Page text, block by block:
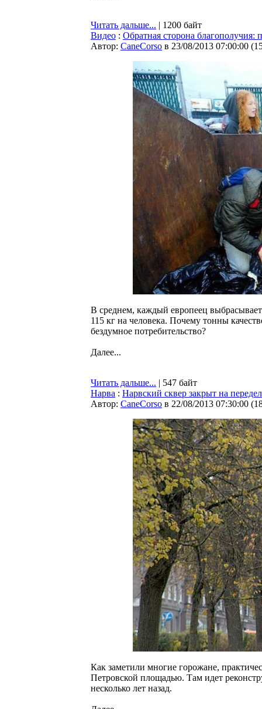
Читать дальше... | 1200 байт
Видео : Обратная сторона благополучия:
Автор: CaneCorso в 23/08/2013 07:00:00 (
В среднем, каждый европеец
115 кг на человека. Почему тонны
бездумное потребительство?
Далее...
Читать дальше... | 547 байт
Нарва : Нарвский сквер закрыт на
Автор: CaneCorso в 22/08/2013 07:30:00 (
Как заметили многие горожане,
Петровской площадью. Там идет
несколько лет назад.